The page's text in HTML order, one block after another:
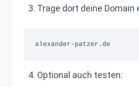
Trage dort deine Domain
Optional auch testen: